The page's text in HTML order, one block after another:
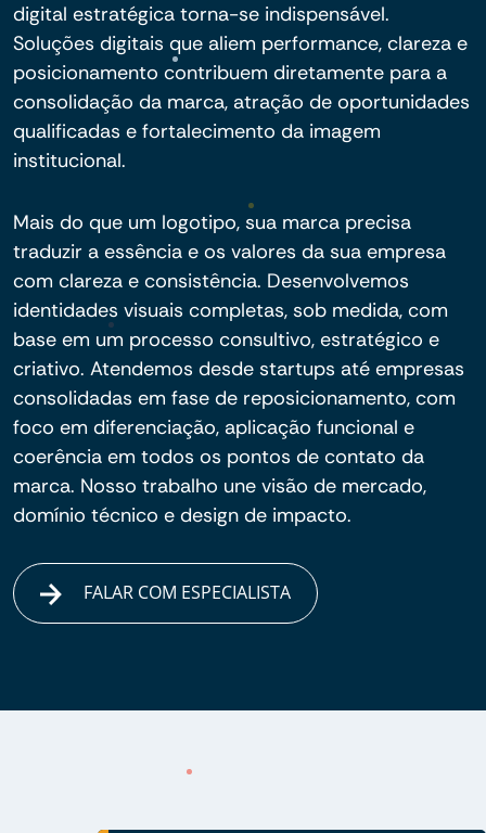
digital estratégica torna-se indispensável.
Soluções digitais que aliem performance, clareza e
posicionamento contribuem diretamente para a
consolidação da marca, atração de oportunidades
qualificadas e fortalecimento da imagem
institucional.
Mais do que um logotipo, sua marca precisa
traduzir a essência e os valores da sua empresa
com clareza e consistência. Desenvolvemos
identidades visuais completas, sob medida, com
base em um processo consultivo, estratégico e
criativo. Atendemos desde startups até empresas
consolidadas em fase de reposicionamento, com
foco em diferenciação, aplicação funcional e
coerência em todos os pontos de contato da
marca. Nosso trabalho une visão de mercado,
domínio técnico e design de impacto.
FALAR COM ESPECIALISTA